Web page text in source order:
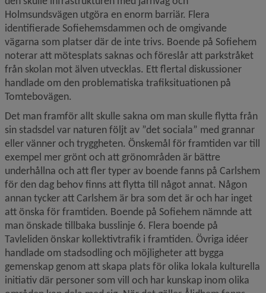
Holmsundsvägen utgöra en enorm barriär. Flera
identifierade Sofiehemsdammen och de omgivande
vägarna som platser där de inte trivs. Boende på Sofiehem
noterar att mötesplats saknas och föreslår att parkstråket
från skolan mot älven utvecklas. Ett flertal diskussioner
handlade om den problematiska trafiksituationen på
Tomtebovägen.
Det man framför allt skulle sakna om man skulle flytta från
sin stadsdel var naturen följt av ”det sociala” med grannar
eller vänner och tryggheten. Önskemål för framtiden var till
exempel mer grönt och att grönområden är bättre
underhållna och att fler typer av boende fanns på Carlshem
för den dag behov finns att flytta till något annat. Någon
annan tycker att Carlshem är bra som det är och har inget
att önska för framtiden. Boende på Sofiehem nämnde att
man önskade tillbaka busslinje 6. Flera boende på
Tavleliden önskar kollektivtrafik i framtiden. Övriga idéer
handlade om stadsodling och möjligheter att bygga
gemenskap genom att skapa plats för olika lokala kulturella
initiativ där personer som vill och har kunskap inom olika